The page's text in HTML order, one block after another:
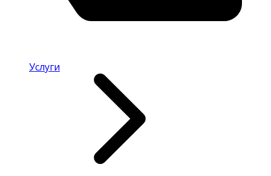
Услуги